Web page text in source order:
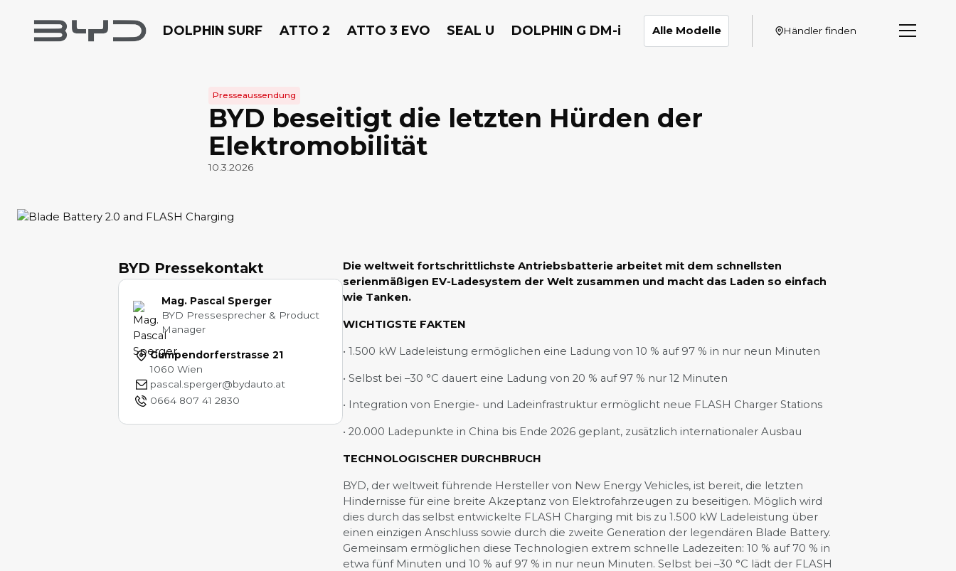
DOLPHIN SURF ATTO 2 ATTO 3 EVO SEAL U DOLPHIN G DM-i Alle Modelle Händler finden
Presseaussendung
BYD beseitigt die letzten Hürden der
Elektromobilität
10.3.2026
BYD Pressekontakt
Mag. Pascal Sperger
BYD Pressesprecher & Product
Manager
Gumpendorferstrasse 21
1060 Wien
pascal.sperger@bydauto.at
0664 807 41 2830
Die weltweit fortschrittlichste Antriebsbatterie arbeitet mit dem schnellsten
serienmäßigen EV‑Ladesystem der Welt zusammen und macht das Laden so einfach
wie Tanken.
WICHTIGSTE FAKTEN
• 1.500 kW Ladeleistung ermöglichen eine Ladung von 10 % auf 97 % in nur neun Minuten
• Selbst bei –30 °C dauert eine Ladung von 20 % auf 97 % nur 12 Minuten
• Integration von Energie‑ und Ladeinfrastruktur ermöglicht neue FLASH Charger Stations
• 20.000 Ladepunkte in China bis Ende 2026 geplant, zusätzlich internationaler Ausbau
TECHNOLOGISCHER DURCHBRUCH
BYD, der weltweit führende Hersteller von New Energy Vehicles, ist bereit, die letzten
Hindernisse für eine breite Akzeptanz von Elektrofahrzeugen zu beseitigen. Möglich wird
dies durch das selbst entwickelte FLASH Charging mit bis zu 1.500 kW Ladeleistung über
einen einzigen Anschluss sowie durch die zweite Generation der legendären Blade Battery.
Gemeinsam ermöglichen diese Technologien extrem schnelle Ladezeiten: 10 % auf 70 % in
etwa fünf Minuten und 10 % auf 97 % in nur neun Minuten. Selbst bei –30 °C lädt der FLASH